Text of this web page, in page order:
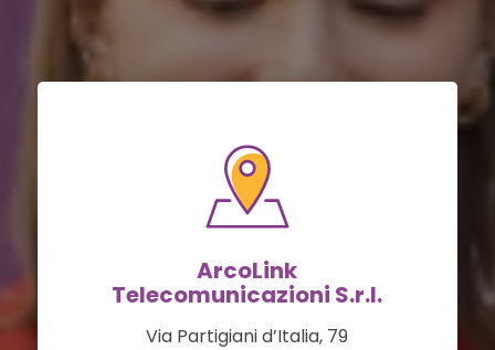
ArcoLink
Telecomunicazioni S.r.l.
Via Partigiani d’Italia, 79